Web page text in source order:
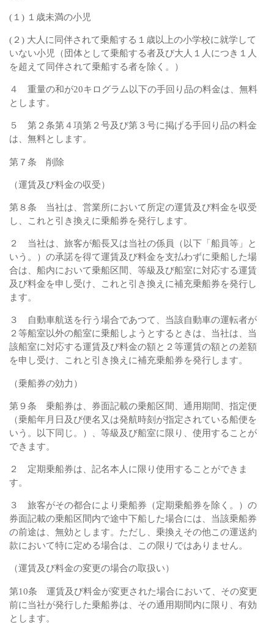
(１) １歳未満の小児
(２) 大人に同伴されて乗船する１歳以上の小学校に就学して
いない小児（団体として乗船する者及び大人１人につき１人
を超えて同伴されて乗船する者を除く。）
４ 重量の和が20キログラム以下の手回り品の料金は、無料
とします。
５ 第２条第４項第２号及び第３号に掲げる手回り品の料金
は、無料とします。
第７条 削除
（運賃及び料金の収受）
第８条 当社は、営業所において所定の運賃及び料金を収受
し、これと引き換えに乗船券を発行します。
２ 当社は、旅客が船長又は当社の係員（以下「船員等」と
いう。）の承諾を得て運賃及び料金を支払わずに乗船した場
合は、船内において乗船区間、等級及び船室に対応する運賃
及び料金を申し受け、これと引き換えに補充乗船券を発行し
ます。
３ 自動車航送を行う場合であつて、当該自動車の運転者が
２等船室以外の船室に乗船しようとするときは、当社は、当
該船室に対応する運賃及び料金の額と２等運賃の額との差額
を申し受け、これと引き換えに補充乗船券を発行します。
（乗船券の効力）
第９条 乗船券は、券面記載の乗船区間、通用期間、指定便
（乗船年月日及び便名又は発航時刻が指定されている船便を
いう。以下同じ。）、等級及び船室に限り、使用することが
できます。
２ 定期乗船券は、記名本人に限り使用することができま
す。
３ 旅客がその都合により乗船券（定期乗船券を除く。）の
券面記載の乗船区間内で途中下船した場合には、当該乗船券
の前途は、無効とします。ただし、乗換えその他この運送約
款において特に定める場合は、この限りではありません。
（運賃及び料金の変更の場合の取扱い）
第10条 運賃及び料金が変更された場合において、その変更
前に当社が発行した乗船券は、その通用期間内に限り、有効
とします。